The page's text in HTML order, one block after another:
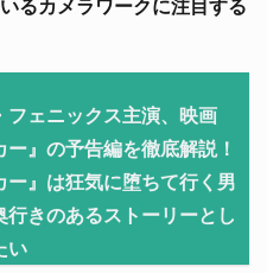
るカメラワークに注目する
フェニックス主演、映画
ー』の予告編を徹底解説！
ー』は狂気に堕ちて行く男
行きのあるストーリーとし
い